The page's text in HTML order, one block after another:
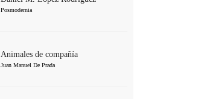
Posmodernia
Animales de compañía
Juan Manuel De Prada